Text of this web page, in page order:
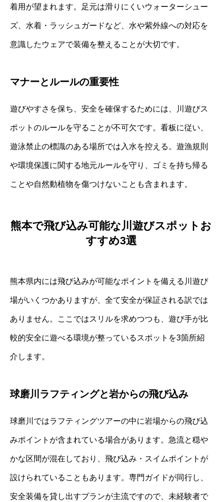
着用が望まれます。足元は滑りにくいウォーターシュー
ズ、水着・ラッシュガードなど、水や紫外線への対応を
意識したウェアで装備を整えることが大切です。
マナーとルールの重要性
遊びやすさを保ち、安全を確保するためには、川遊びス
ポットのルールを守ることが不可欠です。看板に従い、
遊泳禁止の標識のある場所では入水を控える。遊漁規則
や環境保護に関する地元ルールを守り、ゴミを持ち帰る
ことや自然動植物を傷つけないことも含まれます。
熊本で飛び込み可能な川遊びスポットお
すすめ3選
熊本県内には飛び込みが可能なポイントを備える川遊び
場がいくつかありますが、全て安全が保証される訳では
ありません。ここではスリルを求めつつも、遊び手が比
較的安全に遊べる環境が整っているスポットを3箇所紹
介します。
球磨川ラフティングと岩からの飛び込み
球磨川ではラフティングツアーの中に岩場からの飛び込
みポイントが含まれている場合があります。急流と穏や
かな区間が混在しており、飛び込み・スイムポイントが
設けられていることもあります。専門ガイドが同行し、
安全装備を貸し出すプランが主流ですので、未経験者で